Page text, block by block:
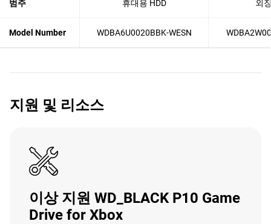
범주 휴대용 HDD 외
Model Number WDBA6U0020BBK-WESN
지원 및 리소스
이상 지원 WD_BLACK P10 Game
Drive for Xbox